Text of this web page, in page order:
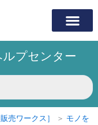
プセンター
売ワークス］ ＞ モノを